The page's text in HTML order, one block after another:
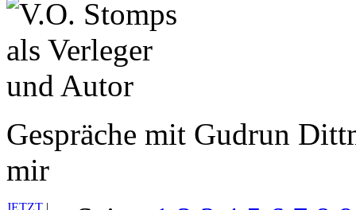
Gespräche mit Gudrun
mir
JETZT |